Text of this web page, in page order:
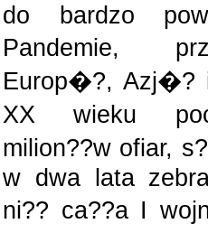
do bardzo
Pandemie,
Europ�?, Azj�?
XX wieku
milion??w ofiar,
w dwa lata
ni?? ca??a I